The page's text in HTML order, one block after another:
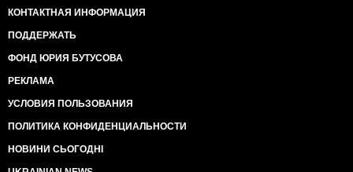
КОНТАКТНАЯ ИНФОРМАЦИЯ
ПОДДЕРЖАТЬ
ФОНД ЮРИЯ БУТУСОВА
РЕКЛАМА
УСЛОВИЯ ПОЛЬЗОВАНИЯ
ПОЛИТИКА КОНФИДЕНЦИАЛЬНОСТИ
НОВИНИ СЬОГОДНІ